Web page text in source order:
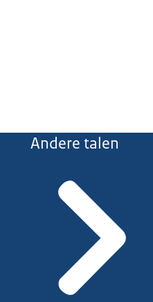
Andere talen